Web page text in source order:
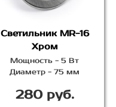
Светильник MR-16
Хром
Мощность - 5 Вт
Диаметр - 75 мм
280 руб.